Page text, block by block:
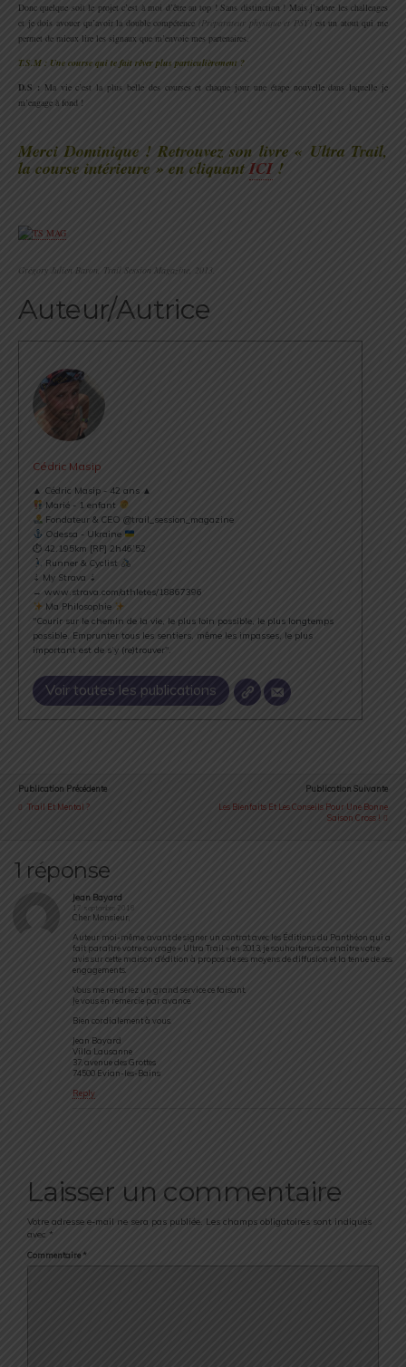
Donc quelque soit le projet c’est à moi d’être au top ! Sans distinction ! Mais j’adore les challenges
et je dois avouer qu’avoir la double compétence (Préparateur physique et PSY) est un atout qui me
permet de mieux lire les signaux que m’envoie mes partenaires.
T.S.M : Une course qui te fait rêver plus particulièrement ?
D.S : Ma vie c’est la plus belle des courses et chaque jour une étape nouvelle dans laquelle je
m’engage à fond !
Merci Dominique ! Retrouvez son livre « Ultra Trail,
la course intérieure » en cliquantICI !
Grégory Julien Baron, Trail Session Magazine, 2013.
Auteur/Autrice
Cédric Masip
▲ Cédric Masip - 42 ans ▲
Marié - 1 enfant
Fondateur & CEO @trail_session_magazine
Odessa - Ukraine
⏱ 42.195km [RP] 2h46’52
Runner & Cyclist
⇣ My Strava ⇣
→ www.strava.com/athletes/18867396
Ma Philosophie
"Courir sur le chemin de la vie, le plus loin possible, le plus longtemps
possible. Emprunter tous les sentiers, même les impasses, le plus
important est de s’y (re)trouver".
Voir toutes les publications
Publication Précédente
Trail Et Mental ?
Publication Suivante
Les Bienfaits Et Les Conseils Pour Une Bonne
Saison Cross !
1 réponse
Jean Bayard
17 septembre 2018
Cher Monsieur,
Auteur moi-même, avant de signer un contrat avec les Éditions du Panthéon qui a
fait paraître votre ouvrage « Ultra Trail » en 2013, je souhaiterais connaître votre
avis sur cette maison d’édition à propos de ses moyens de diffusion et la tenue de ses
engagements.
Vous me rendriez un grand service ce faisant.
Je vous en remercie par avance.
Bien cordialement à vous.
Jean Bayard
Villa Lausanne
37, avenue des Grottes
74500 Evian-les-Bains
Reply
Laisser un commentaire
Votre adresse e-mail ne sera pas publiée. Les champs obligatoires sont indiqués
avec *
Commentaire *